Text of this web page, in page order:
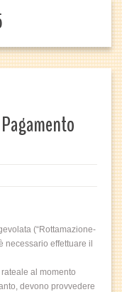
Pagamento
(“Rottamazione-
necessario effettuare il
al momento
devono provvedere